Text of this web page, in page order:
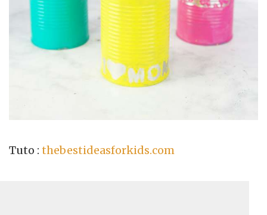
Tuto : thebestideasforkids.com